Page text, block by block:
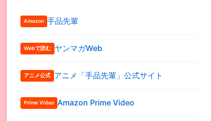
Amazon 手品先輩
Webで読む ヤンマガWeb
アニメ公式 アニメ「手品先輩」公式サイト
Prime Video Amazon Prime Video